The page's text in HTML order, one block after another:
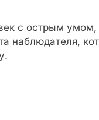
с острым
наблюдателя,